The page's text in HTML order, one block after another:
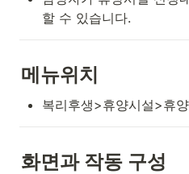
할 수 있습니다.
메뉴위치
복리후생>휴양시설>휴
화면과 작동 구성